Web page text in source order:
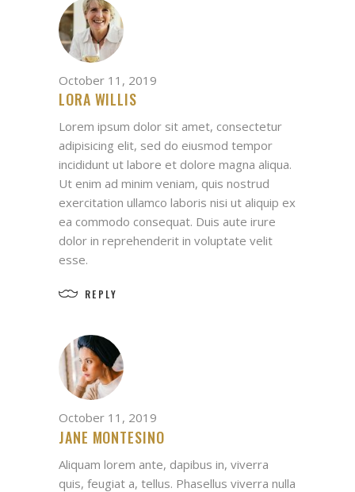
October 11, 2019
LORA WILLIS
Lorem ipsum dolor sit amet, consectetur
adipisicing elit, sed do eiusmod tempor
incididunt ut labore et dolore magna aliqua.
Ut enim ad minim veniam, quis nostrud
exercitation ullamco laboris nisi ut aliquip ex
ea commodo consequat. Duis aute irure
dolor in reprehenderit in voluptate velit
esse.
REPLY
October 11, 2019
JANE MONTESINO
Aliquam lorem ante, dapibus in, viverra
quis, feugiat a, tellus. Phasellus viverra nulla